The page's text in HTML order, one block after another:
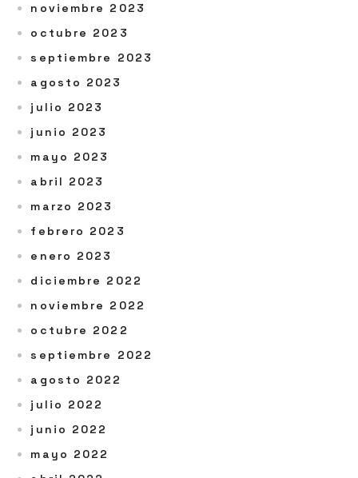
noviembre 2023
octubre 2023
septiembre 2023
agosto 2023
julio 2023
junio 2023
mayo 2023
abril 2023
marzo 2023
febrero 2023
enero 2023
diciembre 2022
noviembre 2022
octubre 2022
septiembre 2022
agosto 2022
julio 2022
junio 2022
mayo 2022